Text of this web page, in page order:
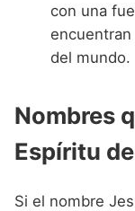
con una
del mundo.
Nombres
Espíritu
Si el nombre